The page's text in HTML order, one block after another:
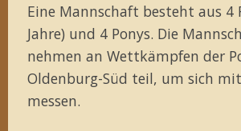
Eine Mannschaft besteht aus 4
Jahre) und 4 Ponys. Die
nehmen an Wettkämpfen der
Oldenburg-Süd teil, um sich
messen.